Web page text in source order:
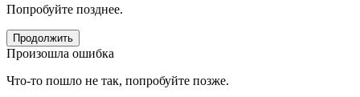
Попробуйте позднее.
Продолжить
Произошла ошибка
Что-то пошло не так, попробуйте позже.